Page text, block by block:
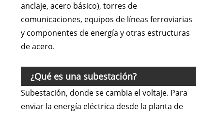
anclaje, acero básico), torres de
comunicaciones, equipos de líneas ferroviarias
y componentes de energía y otras estructuras
de acero.
¿Qué es una subestación?
Subestación, donde se cambia el voltaje. Para
enviar la energía eléctrica desde la planta de